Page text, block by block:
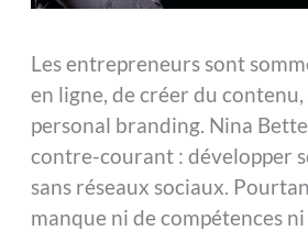
Les entrepreneurs sont
en ligne, de créer du
personal branding. Nina
contre-courant : développer
sans réseaux sociaux.
manque ni de compétences ni